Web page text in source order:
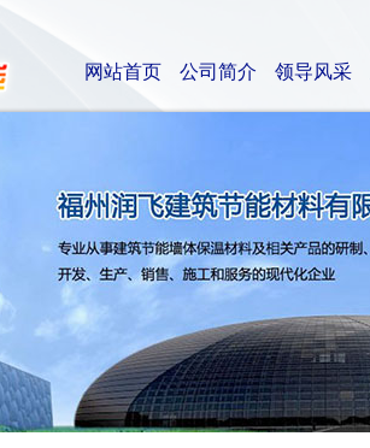
领导风采
公司简介
网站首页